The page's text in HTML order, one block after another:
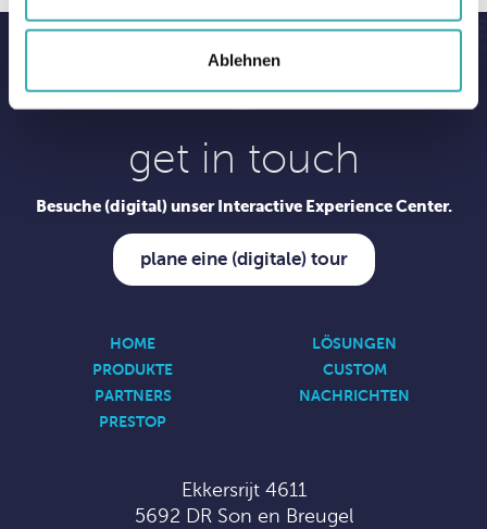
Ablehnen
get in touch
Besuche (digital) unser Interactive Experience Center.
plane eine (digitale) tour
HOME
LÖSUNGEN
PRODUKTE
CUSTOM
PARTNERS
NACHRICHTEN
PRESTOP
Ekkersrijt 4611
5692 DR Son en Breugel